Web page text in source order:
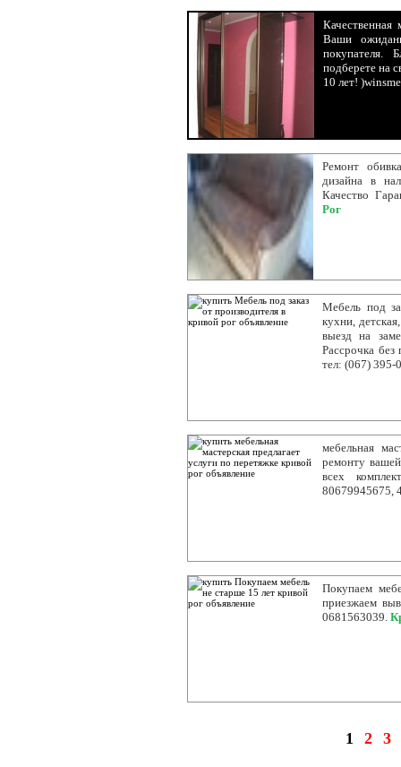
Качественная
Ваши
покупателя.
подберете на
10 лет!
Ремонт
дизайна в
Качество
Рог
Мебель под
кухни,
выезд на
Рассрочка
тел: (067) 395-
мебельная
ремонту
всех
80679945675,
Покупаем
приезжаем
0681563039.
1 2 3